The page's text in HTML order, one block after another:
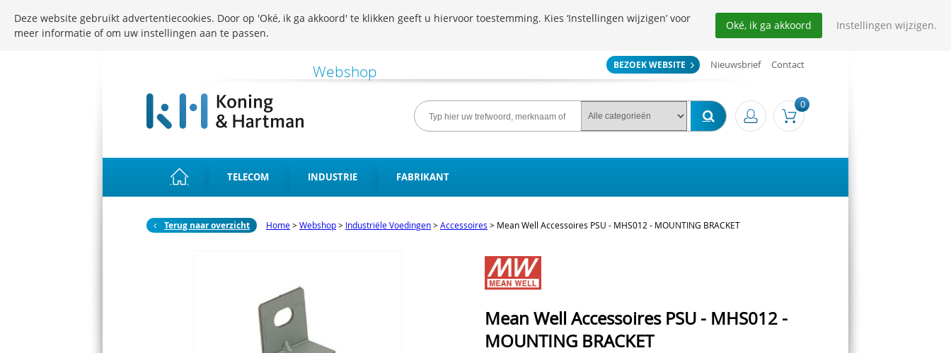
BEZOEK WEBSITE Nieuwsbrief Contact
0
TELECOM INDUSTRIE FABRIKANT
Terug naar overzicht Home>Webshop> Industriële Voedingen>Accessoires > Mean Well Accessoires PSU - MHS012 - MOUNTING BRACKET
Mean Well Accessoires PSU - MHS012 -
MOUNTING BRACKET
Deze website gebruikt advertentiecookies. Door op 'Oké, ik ga akkoord' te klikken geeft u hiervoor toestemming. Kies ‘Instellingen wijzigen’ voor
meer informatie of om uw instellingen aan te passen.
Oké, ik ga akkoord Instellingen wijzigen.